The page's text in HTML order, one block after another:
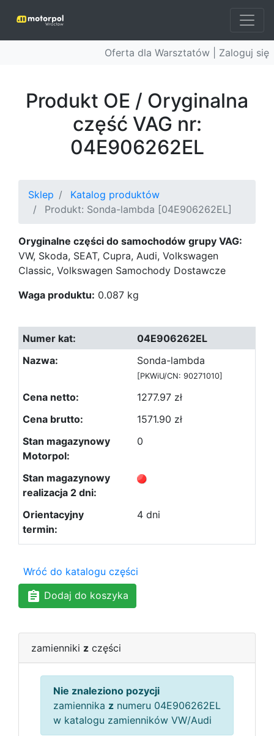
Oferta dla Warsztatów | Zaloguj się
Produkt OE / Oryginalna
część VAG nr:
04E906262EL
Sklep
Katalog produktów
Produkt: Sonda-lambda [04E906262EL]
Oryginalne części do samochodów grupy VAG:
VW, Skoda, SEAT, Cupra, Audi, Volkswagen
Classic, Volkswagen Samochody Dostawcze
Waga produktu: 0.087 kg
04E906262EL
Sonda-lambda
[PKWiU/CN: 90271010]
1277.97 zł
1571.90 zł
0
4 dni
Wróć do katalogu części
Dodaj do koszyka
zamienniki z części
Nie znaleziono pozycji
zamiennika z numeru 04E906262EL
w katalogu zamienników VW/Audi